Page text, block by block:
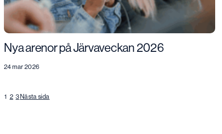
Nya arenor på Järvaveckan 2026
24 mar 2026
1 2 3Nästa sida